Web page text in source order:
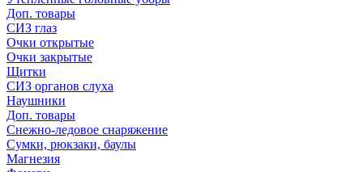
Доп. товары
СИЗ глаз
Очки открытые
Очки закрытые
Щитки
СИЗ органов слуха
Наушники
Доп. товары
Снежно-ледовое снаряжение
Сумки, рюкзаки, баулы
Магнезия